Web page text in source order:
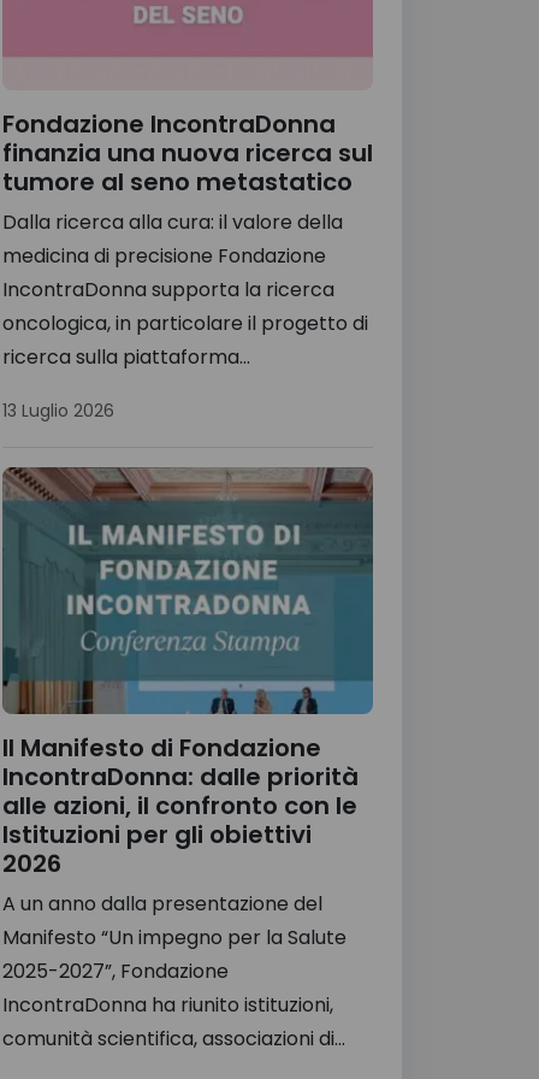
Fondazione IncontraDonna
finanzia una nuova ricerca sul
tumore al seno metastatico
Dalla ricerca alla cura: il valore della
medicina di precisione Fondazione
IncontraDonna supporta la ricerca
oncologica, in particolare il progetto di
ricerca sulla piattaforma...
13 Luglio 2026
Il Manifesto di Fondazione
IncontraDonna: dalle priorità
alle azioni, il confronto con le
Istituzioni per gli obiettivi
2026
A un anno dalla presentazione del
Manifesto “Un impegno per la Salute
2025-2027”, Fondazione
IncontraDonna ha riunito istituzioni,
comunità scientifica, associazioni di...